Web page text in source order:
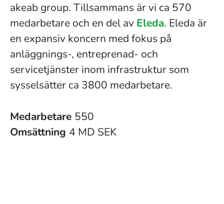
akeab group. Tillsammans är vi ca 570
medarbetare och en del av Eleda. Eleda är
en expansiv koncern med fokus på
anläggnings-, entreprenad- och
servicetjänster inom infrastruktur som
sysselsätter ca 3800 medarbetare.
Medarbetare 550
Omsättning 4 MD SEK